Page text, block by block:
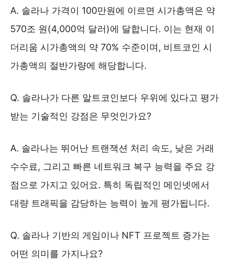
A. 솔라나 가격이 100만원에 이르면 시가총액은 약
570조 원(4,000억 달러)에 달합니다. 이는 현재 이
더리움 시가총액의 약 70% 수준이며, 비트코인 시
가총액의 절반가량에 해당합니다.
Q. 솔라나가 다른 알트코인보다 우위에 있다고 평가
받는 기술적인 강점은 무엇인가요?
A. 솔라나는 뛰어난 트랜잭션 처리 속도, 낮은 거래
수수료, 그리고 빠른 네트워크 복구 능력을 주요 강
점으로 가지고 있어요. 특히 독립적인 메인넷에서
대량 트래픽을 감당하는 능력이 높게 평가됩니다.
Q. 솔라나 기반의 게임이나 NFT 프로젝트 증가는
어떤 의미를 가지나요?